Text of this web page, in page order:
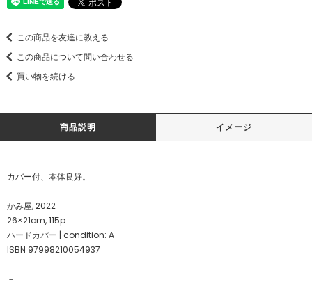
この商品を友達に教える
この商品について問い合わせる
買い物を続ける
商品説明 イメージ
カバー付、本体良好。
かみ屋, 2022
26×21cm, 115p
ハードカバー | condition: A
ISBN 97998210054937
－